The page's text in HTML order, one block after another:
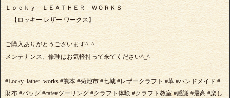
Ｌｏｃｋｙ ＬＥＡＴＨＥＲ ＷＯＲＫＳ
【ロッキー レザー ワークス】
ご購入ありがとうございます^_^
メンテナンス、修理はお気軽持って来てください^_^
#Locky_lather_works #熊本 #菊池市 #七城 #レザークラフト #革 #ハンドメイド #
財布 #バッグ #cafe#ツーリング #クラフト体験 #クラフト教室 #感謝 #最高 #楽し